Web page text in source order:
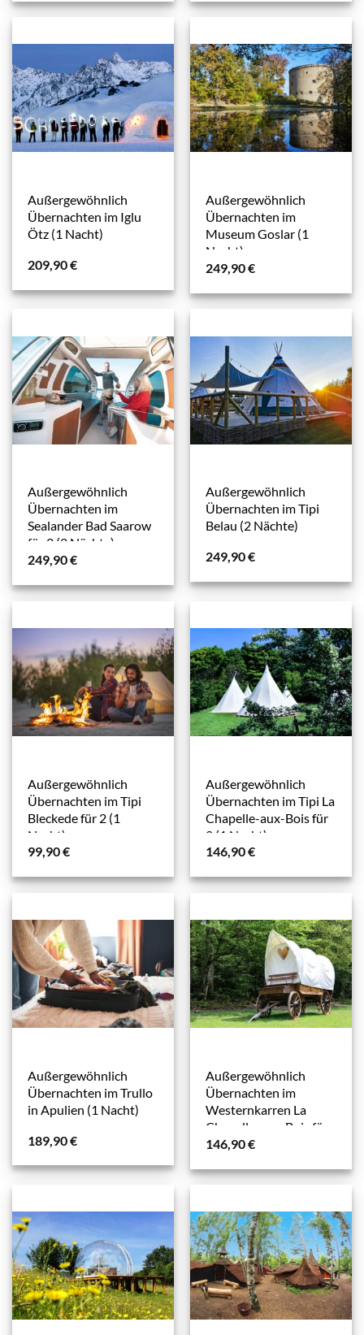
Außergewöhnlich
Übernachten im Iglu
Ötz (1 Nacht)
209,90€
Außergewöhnlich
Übernachten im
Museum Goslar (1
Nacht)
249,90€
Außergewöhnlich
Übernachten im
Sealander Bad Saarow
für 2 (2 Nächte)
249,90€
Außergewöhnlich
Übernachten im Tipi
Belau (2 Nächte)
249,90€
Außergewöhnlich
Übernachten im Tipi
Bleckede für 2 (1
Nacht)
99,90€
Außergewöhnlich
Übernachten im Tipi La
Chapelle-aux-Bois für
2 (1 Nacht)
146,90€
Außergewöhnlich
Übernachten im Trullo
in Apulien (1 Nacht)
189,90€
Außergewöhnlich
Übernachten im
Westernkarren La
Chapelle-aux-Bois für
2 (1 Nacht)
146,90€